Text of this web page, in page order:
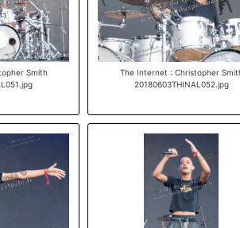
Smith
The Internet : Christopher
20180603THINAL052.jpg